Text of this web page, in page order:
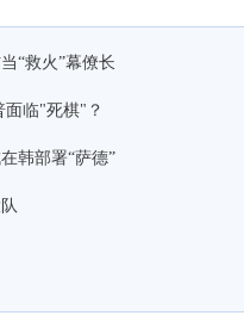
“救火”幕僚长
面临"死棋"？
韩部署“萨德”